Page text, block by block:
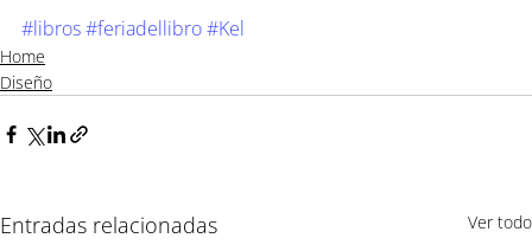
#libros#feriadellibro#Kel
Home
Diseño
Entradas relacionadas Ver todo